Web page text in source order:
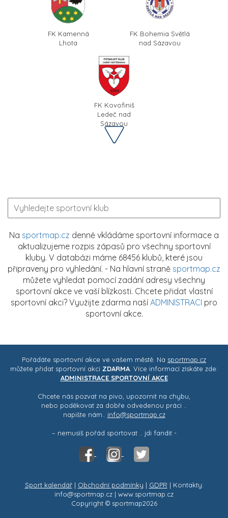
FK Kamenná
Lhota
FK Bohemia Světlá
nad Sázavou
FK Kovofiniš
Ledeč nad
Sázavou
Na sportmap.cz denně vkládáme sportovní informace a
aktualizujeme rozpis zápasů pro všechny sportovní
kluby. V databázi máme 68456 klubů, které jsou
připraveny pro vyhledání. - Na hlavní straně sportmap.cz
můžete vyhledat pomocí zadání adresy všechny
sportovní akce ve vaší blízkosti. Chcete přidat vlastní
sportovní akci? Využijte zdarma naší ADMINISTRACI pro
sportovní akce.
Pořádáte sportovní akce ve vašem městě. Na sportmap.cz
můžete přidat sportovní akci ZDARMA . Více informací získáte zde:
ADMINISTRACE SPORTOVNÍ AKCE
Chcete nás pozvat na pivo, upozornit na chybu,
nebo poděkovat za dobře odvedenou práci ..
napište nám.. info@sportmap.cz
– nemusíš pořád sportovat .. jdi fandit -
Sport kalendář| Obchodní podmínky | GDPR | Kontakty:
info@sportmap.cz | www.sportmap.cz
Copyright © sportmap2026